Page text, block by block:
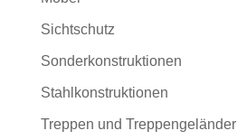
Sichtschutz
Sonderkonstruktionen
Stahlkonstruktionen
Treppen und Treppengeländer